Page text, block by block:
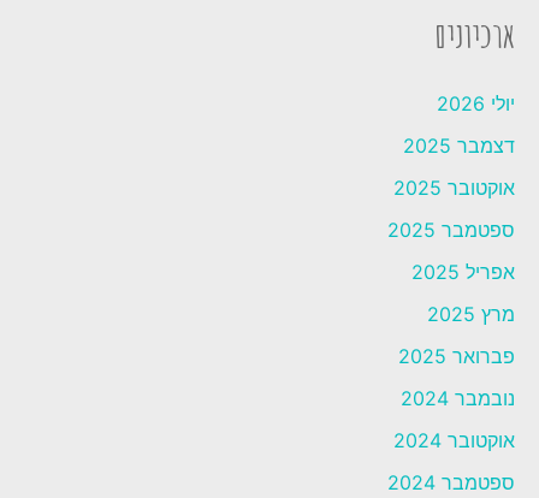
ארכיונים
יולי 2026
דצמבר 2025
אוקטובר 2025
ספטמבר 2025
אפריל 2025
מרץ 2025
פברואר 2025
נובמבר 2024
אוקטובר 2024
ספטמבר 2024